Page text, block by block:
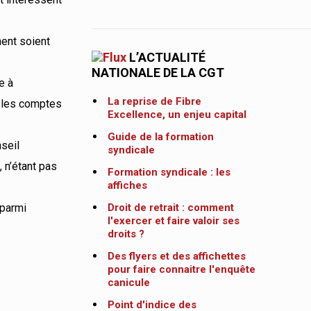
soient
à
comptes
pas
L’ACTUALITÉ
NATIONALE DE LA CGT
La reprise de Fibre
Excellence, un enjeu capital
Guide de la formation
syndicale
Formation syndicale : les
affiches
Droit de retrait : comment
l'exercer et faire valoir ses
droits ?
Des flyers et des affichettes
pour faire connaitre l'enquête
canicule
Point d'indice des